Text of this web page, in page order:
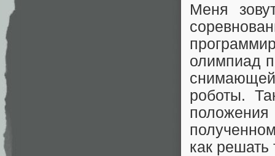
Меня
олимпиад
роботы.
как решать